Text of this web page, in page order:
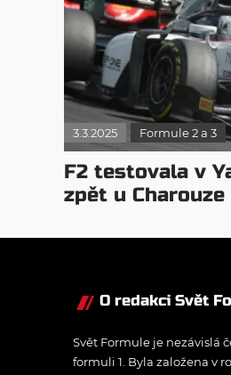
3.3.2025 Formule 2 a 3
F2 testovala v
zpět u Charouze
O redakci Svět
Svět Formule je nezávislá
formuli 1. Byla založena v